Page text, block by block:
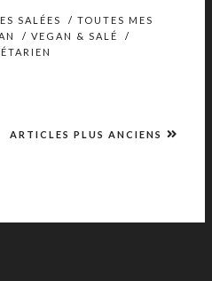
SALÉES / TOUTES MES
/ VEGAN & SALÉ
/
ARTICLES PLUS ANCIENS